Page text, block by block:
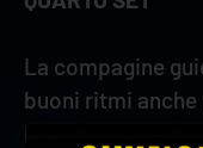
La compagine
buoni ritmi
Keita a piazzare